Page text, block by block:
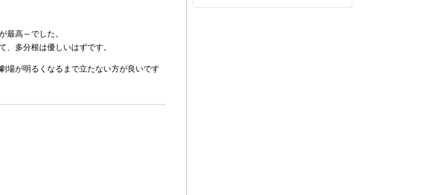
最高～でした。
、多分根は優しいはずです。
場が明るくなるまで立たない方が良いです